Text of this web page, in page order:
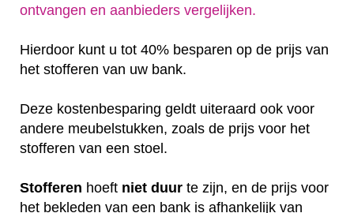
ontvangen en aanbieders vergelijken.
Hierdoor kunt u tot 40% besparen op de prijs van
het stofferen van uw bank.
Deze kostenbesparing geldt uiteraard ook voor
andere meubelstukken, zoals de prijs voor het
stofferen van een stoel.
Stofferen hoeft niet duur te zijn, en de prijs voor
het bekleden van een bank is afhankelijk van